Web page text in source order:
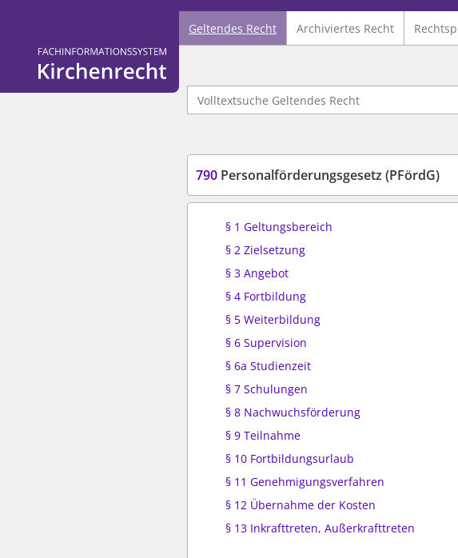
Logo Fachinformationssystem Kirchenrecht
Geltendes Recht Archiviertes Recht
Volltextsuche Geltendes Recht
790 Personalförderungsgesetz (PFördG)
§ 1 Geltungsbereich
§ 2 Zielsetzung
§ 3 Angebot
§ 4 Fortbildung
§ 5 Weiterbildung
§ 6 Supervision
§ 6a Studienzeit
§ 7 Schulungen
§ 8 Nachwuchsförderung
§ 9 Teilnahme
§ 10 Fortbildungsurlaub
§ 11 Genehmigungsverfahren
§ 12 Übernahme der Kosten
§ 13 Inkrafttreten, Außerkrafttreten